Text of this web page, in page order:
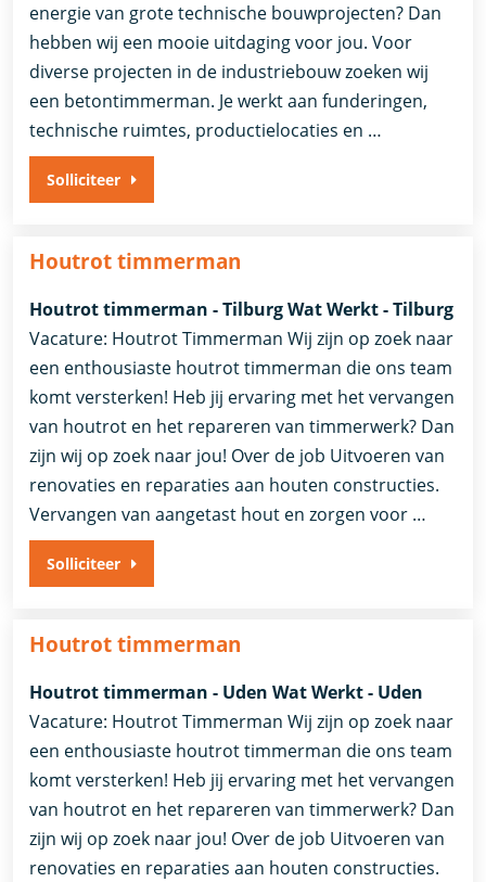
energie van grote technische bouwprojecten? Dan
hebben wij een mooie uitdaging voor jou. Voor
diverse projecten in de industriebouw zoeken wij
een betontimmerman. Je werkt aan funderingen,
technische ruimtes, productielocaties en …
Solliciteer
Houtrot timmerman
Houtrot timmerman - Tilburg Wat Werkt - Tilburg
Vacature: Houtrot Timmerman Wij zijn op zoek naar
een enthousiaste houtrot timmerman die ons team
komt versterken! Heb jij ervaring met het vervangen
van houtrot en het repareren van timmerwerk? Dan
zijn wij op zoek naar jou! Over de job Uitvoeren van
renovaties en reparaties aan houten constructies.
Vervangen van aangetast hout en zorgen voor …
Solliciteer
Houtrot timmerman
Houtrot timmerman - Uden Wat Werkt - Uden
Vacature: Houtrot Timmerman Wij zijn op zoek naar
een enthousiaste houtrot timmerman die ons team
komt versterken! Heb jij ervaring met het vervangen
van houtrot en het repareren van timmerwerk? Dan
zijn wij op zoek naar jou! Over de job Uitvoeren van
renovaties en reparaties aan houten constructies.